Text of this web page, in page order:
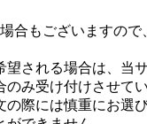
もございますので
される場合は、当
み受け付けさせ
際には慎重にお選び